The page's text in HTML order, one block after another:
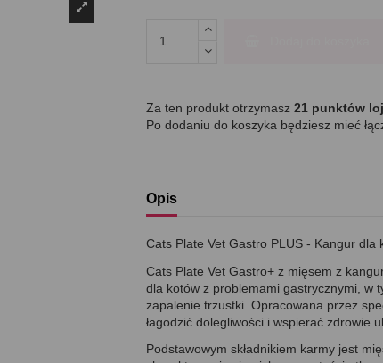
Za ten produkt otrzymasz 21 punktów
Po dodaniu do koszyka będziesz mieć
Opis
Cats Plate Vet Gastro PLUS - Kangur dla
Cats Plate Vet Gastro+ z mięsem z
dla kotów z problemami gastrycznymi, w
zapalenie trzustki. Opracowana przez
łagodzić dolegliwości i wspierać zdrowie
Podstawowym składnikiem karmy jest